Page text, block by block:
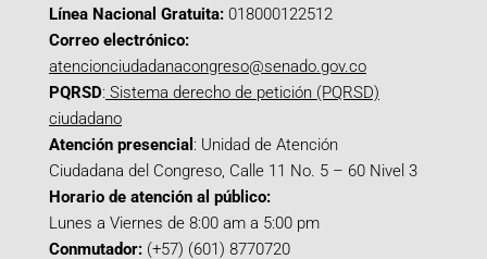
Línea Nacional Gratuita: 018000122512
Correo electrónico:
atencionciudadanacongreso@senado.gov.co
PQRSD: Sistema derecho de petición (PQRSD)
ciudadano
Atención presencial : Unidad de Atención
Ciudadana del Congreso, Calle 11 No. 5 – 60 Nivel 3
Horario de atención al público:
Lunes a Viernes de 8:00 am a 5:00 pm
Conmutador: (+57) (601) 8770720